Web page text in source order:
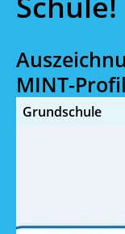
MINT-Profil
Grundschule